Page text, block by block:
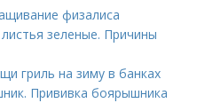
физалиса
зеленые. Причины
гриль на зиму в банках
Прививка боярышника